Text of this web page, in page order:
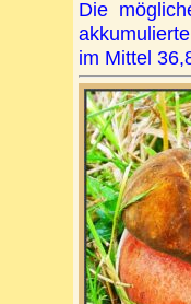
Die
im Mittel